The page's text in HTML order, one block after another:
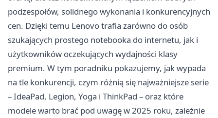
podzespołów, solidnego wykonania i konkurencyjnych
cen. Dzięki temu Lenovo trafia zarówno do osób
szukających prostego notebooka do internetu, jak i
użytkowników oczekujących wydajności klasy
premium. W tym poradniku pokazujemy, jak wypada
na tle konkurencji, czym różnią się najważniejsze serie
– IdeaPad, Legion, Yoga i ThinkPad – oraz które
modele warto brać pod uwagę w 2025 roku, zależnie